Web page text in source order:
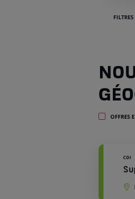
Nous
avons
815
offres
28
OFFRES
CDI